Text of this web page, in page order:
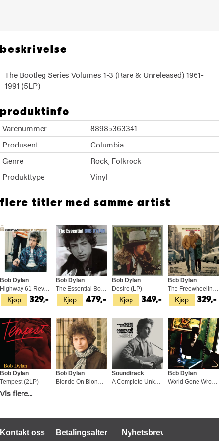
beskrivelse
The Bootleg Series Volumes 1-3 (Rare & Unreleased) 1961-
1991 (5LP)
produktinfo
Varenummer
88985363341
Produsent
Columbia
Genre
Rock Folkrock
Produkttype
Vinyl
flere titler med samme artist
Kjøp
Bob Dylan
Highway 61 Revisited (LP)
329,- Kjøp
Bob Dylan
The Essential Bob Dylan (2LP)
479,- Kjøp
Bob Dylan
Desire (LP)
349,- Kjøp
Bob Dylan
The Freewheelin' Bob Dylan (LP)
329,-
Kjøp
Bob Dylan
Tempest (2LP)
529,-
Bob Dylan
Soundtrack
A Complete Unknown OST - LTD (LP)
Bob Dylan
Vis flere...
Kontakt oss BetalingsalternativerNyhetsbrev